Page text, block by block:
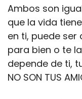
Ambos son
que la vida
en ti, puede
para bien o te
depende de ti,
NO SON TUS